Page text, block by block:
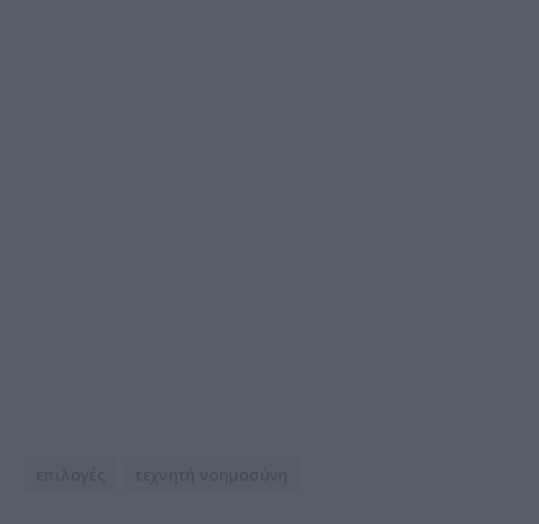
επιλογές τεχνητή νοημοσύνη